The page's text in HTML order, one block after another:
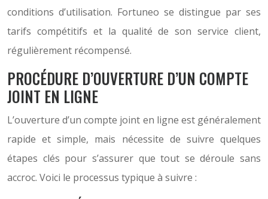
conditions d’utilisation. Fortuneo se distingue par ses
tarifs compétitifs et la qualité de son service client,
régulièrement récompensé.
PROCÉDURE D’OUVERTURE D’UN COMPTE
JOINT EN LIGNE
L’ouverture d’un compte joint en ligne est généralement
rapide et simple, mais nécessite de suivre quelques
étapes clés pour s’assurer que tout se déroule sans
accroc. Voici le processus typique à suivre :